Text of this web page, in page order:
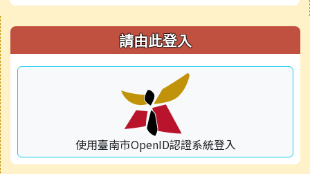
右邊區域內容 請由此登入
使用臺南市OpenID認證系統登入